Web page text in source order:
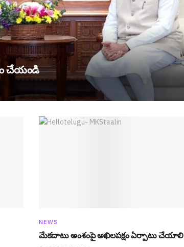
చేయండి
NEWS
మేక‌దాటు అంశంపై అఖిల‌ప‌క్షం ఏర్పాటు చేయాలి